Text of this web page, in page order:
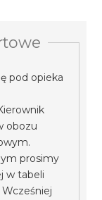
pod opieka
obozu
prosimy
w tabeli